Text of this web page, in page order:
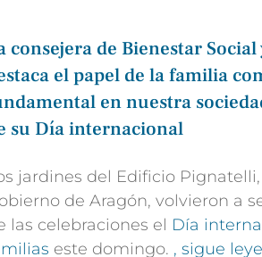
consejera de Bienestar
el papel de la familia
en nuestra
su Día internacional
jardines del Edificio
de Aragón, volvieron a
las celebraciones el Día
este domingo. , sigue